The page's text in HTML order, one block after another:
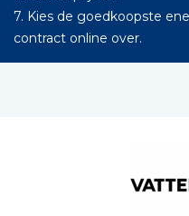
7. Kies de goedkoopste
contract online over.